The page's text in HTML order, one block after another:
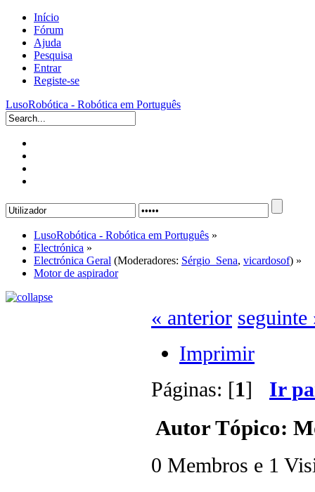
Início
Fórum
Ajuda
Pesquisa
Entrar
Registe-se
LusoRobótica - Robótica em Português
LusoRobótica - Robótica em Português »
Electrónica »
Electrónica Geral (Moderadores: Sérgio_Sena, vicardosof) »
Motor de aspirador
« anterior seguinte
Imprimir
Páginas: [1] Ir
AutorTópico:
0 Membros e 1